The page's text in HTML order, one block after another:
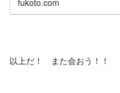
fukoto.com
以上だ！ また会おう！！